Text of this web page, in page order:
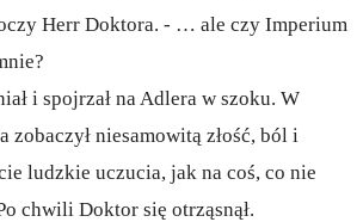
Herr Doktora. - … ale czy Imperium
i spojrzał na Adlera w szoku. W
zobaczył niesamowitą złość, ból i
ludzkie uczucia, jak na coś, co nie
chwili Doktor się otrząsnął.